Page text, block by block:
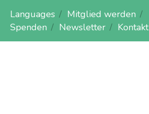
Languages
Mitglied werden
Spenden
Newsletter Kontakt